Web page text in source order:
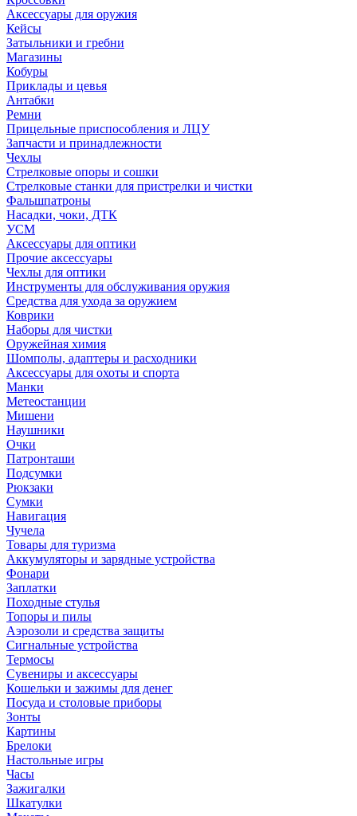
Аксессуары для оружия
Кейсы
Затыльники и гребни
Магазины
Кобуры
Приклады и цевья
Антабки
Ремни
Прицельные приспособления и ЛЦУ
Запчасти и принадлежности
Чехлы
Стрелковые опоры и сошки
Стрелковые станки для пристрелки и чистки
Фальшпатроны
Насадки, чоки, ДТК
УСМ
Аксессуары для оптики
Прочие аксессуары
Чехлы для оптики
Инструменты для обслуживания оружия
Средства для ухода за оружием
Коврики
Наборы для чистки
Оружейная химия
Шомполы, адаптеры и расходники
Аксессуары для охоты и спорта
Манки
Метеостанции
Мишени
Наушники
Очки
Патронташи
Подсумки
Рюкзаки
Сумки
Навигация
Чучела
Товары для туризма
Аккумуляторы и зарядные устройства
Фонари
Заплатки
Походные стулья
Топоры и пилы
Аэрозоли и средства защиты
Сигнальные устройства
Термосы
Сувениры и аксессуары
Кошельки и зажимы для денег
Посуда и столовые приборы
Зонты
Картины
Брелоки
Настольные игры
Часы
Зажигалки
Шкатулки